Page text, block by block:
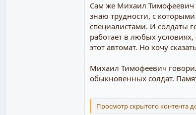
Сам же Михаил Тимофеевич
знаю трудности, с
специалистами. И солдаты
работает в любых условиях,
этот автомат. Но хочу
Михаил Тимофеевич
обыкновенных солдат.
Просмотр скрытого контента